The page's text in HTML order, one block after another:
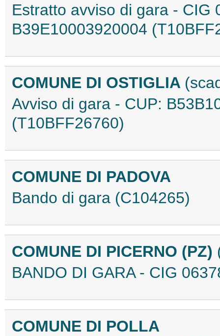
Estratto avviso di gara - CIG
B39E10003920004
COMUNE DI OSTIGLIA
Avviso di gara - CUP:
(T10BFF26760)
COMUNE DI PADOVA
Bando di gara (C104265)
COMUNE DI PICERNO (PZ)
BANDO DI GARA - CIG
COMUNE DI POLLA